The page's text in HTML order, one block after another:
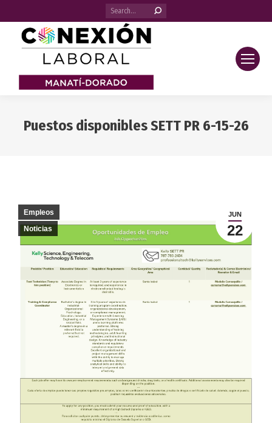
Search:
Puestos disponibles SETT PR 6-15-26
JUN
22
Empleos
Noticias